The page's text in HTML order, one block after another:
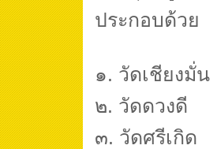
ประกอบด้วย
๑. วัดเชียงมั่น
๒. วัดดวงดี
๓. วัดศรีเกิด